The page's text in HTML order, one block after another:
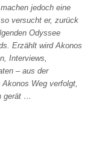
jedoch eine
versucht er, zurück
Odyssee
Erzählt wird Akonos
Interviews,
– aus der
Weg verfolgt,
gerät …